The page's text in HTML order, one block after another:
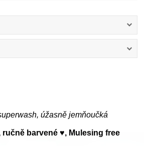
úžasně jemňoučká
barvené ♥, Mulesing free